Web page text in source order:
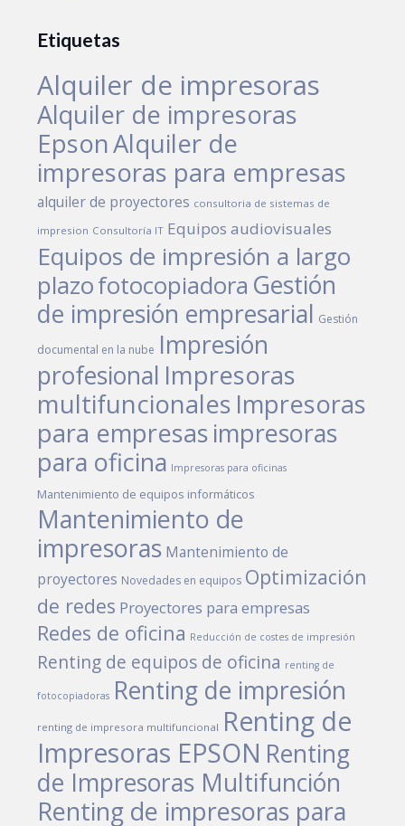
Etiquetas
Alquiler de impresoras
Alquiler de impresoras
EpsonAlquiler de
impresoras para empresas
alquiler de proyectores consultoria de sistemas de
impresion Consultoría IT Equipos audiovisuales
Equipos de impresión a largo
plazofotocopiadora Gestión
de impresión empresarial Gestión
documental en la nube Impresión
profesional Impresoras
multifuncionales Impresoras
para empresasimpresoras
para oficina Impresoras para oficinas
Mantenimiento de equipos informáticos
Mantenimiento de
impresoras Mantenimiento de
proyectores Novedades en equipos Optimización
de redes Proyectores para empresas
Redes de oficina Reducción de costes de impresión
Renting de equipos de oficina renting de
fotocopiadoras Renting de impresión
renting de impresora multifuncional Renting de
Impresoras EPSON Renting
de Impresoras Multifunción
Renting de impresoras para